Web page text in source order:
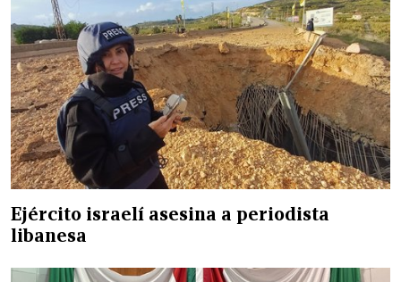
Ejército israelí asesina a periodista
libanesa